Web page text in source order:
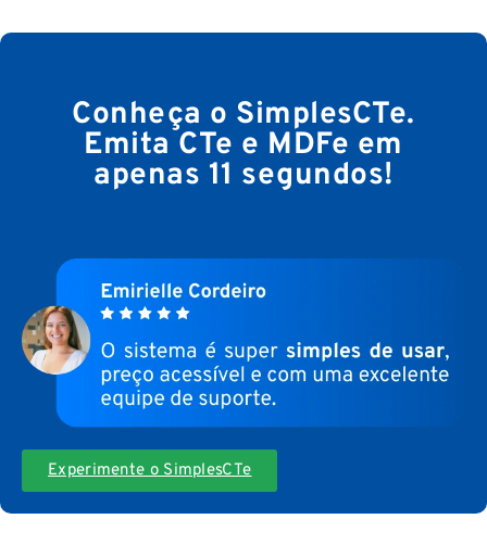
Conheça o SimplesCTe.
Emita CTe e MDFe em
apenas 11 segundos!
Experimente o SimplesCTe